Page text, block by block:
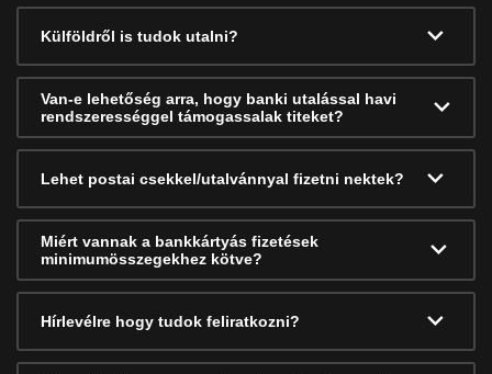
Külföldről is tudok utalni?
Van-e lehetőség arra, hogy banki utalással havi
rendszerességgel támogassalak titeket?
Lehet postai csekkel/utalvánnyal fizetni nektek?
Miért vannak a bankkártyás fizetések
minimumösszegekhez kötve?
Hírlevélre hogy tudok feliratkozni?